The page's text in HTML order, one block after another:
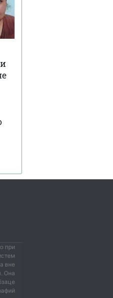
при
вне
Она